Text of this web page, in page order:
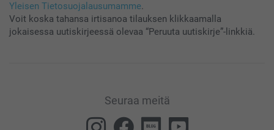
Yleisen Tietosuojalausumamme.
Voit koska tahansa irtisanoa tilauksen klikkaamalla
jokaisessa uutiskirjeessä olevaa “Peruuta uutiskirje”-linkkiä.
Seuraa meitä